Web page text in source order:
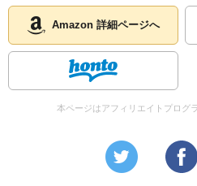
Amazon 詳細ページへ
本ページはアフィリエイトプログ